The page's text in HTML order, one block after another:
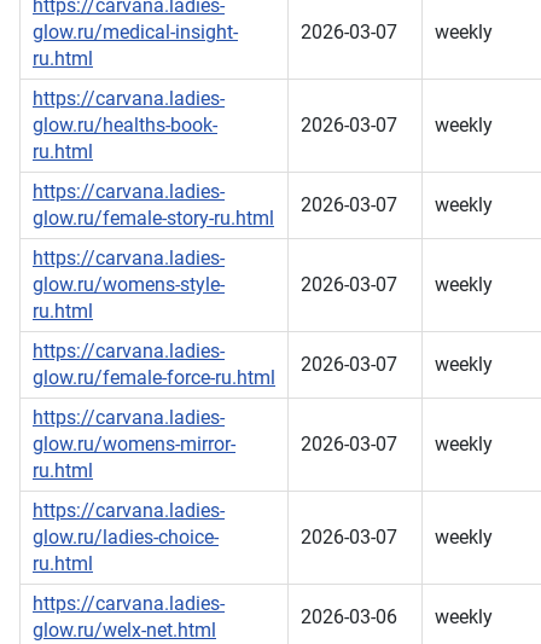
https://carvana.ladies-
glow.ru/medical-insight-
ru.html
2026-03-07 weekly
https://carvana.ladies-
glow.ru/healths-book-
ru.html
2026-03-07 weekly
https://carvana.ladies-
glow.ru/female-story-ru.html
2026-03-07 weekly
https://carvana.ladies-
glow.ru/womens-style-
ru.html
2026-03-07 weekly
https://carvana.ladies-
glow.ru/female-force-ru.html
2026-03-07 weekly
https://carvana.ladies-
glow.ru/womens-mirror-
ru.html
2026-03-07 weekly
https://carvana.ladies-
glow.ru/ladies-choice-
ru.html
2026-03-07 weekly
https://carvana.ladies-
glow.ru/welx-net.html
2026-03-06 weekly